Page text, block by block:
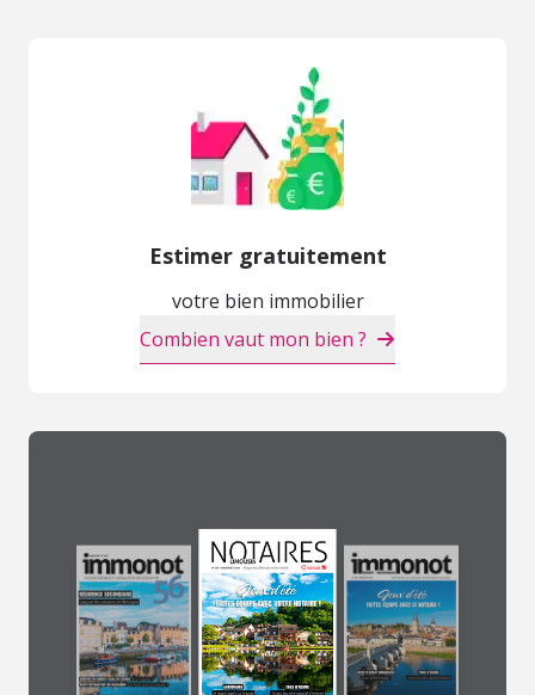
Estimer gratuitement
votre bien immobilier
Combien vaut mon bien ?